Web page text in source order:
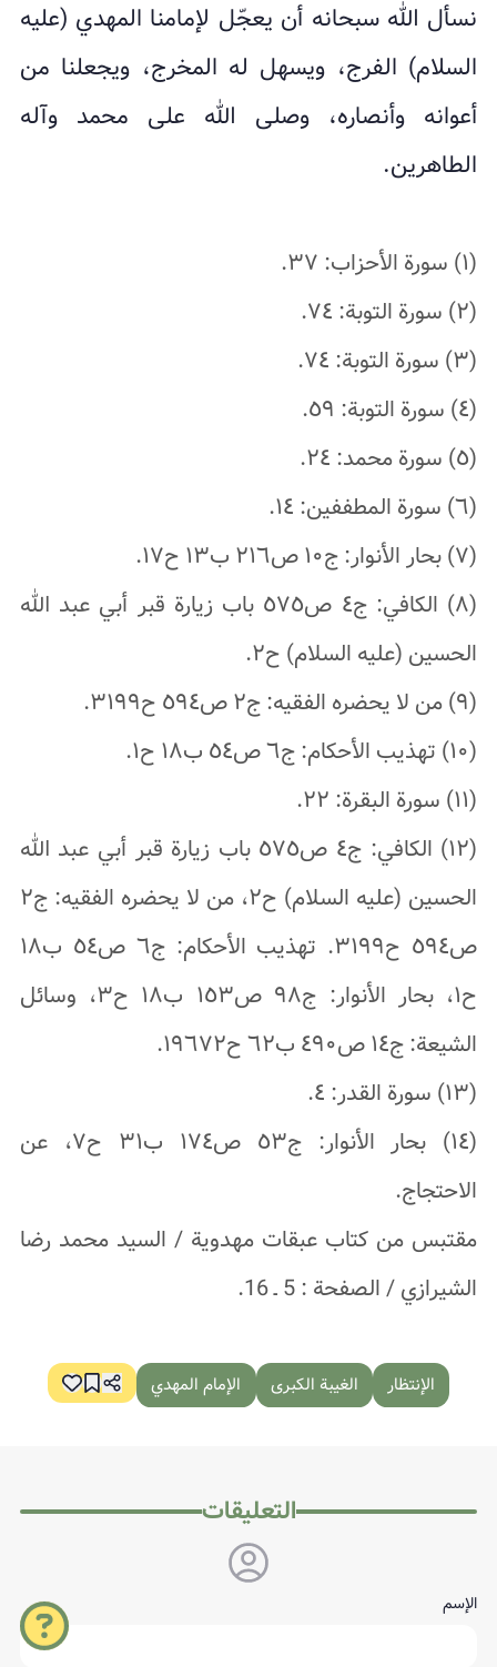
نسأل الله سبحانه أن يعجّل لإمامنا المهدي (عليه
السلام) الفرج، ويسهل له المخرج، ويجعلنا من
أعوانه وأنصاره، وصلى الله على محمد وآله
الطاهرين.
(١) سورة الأحزاب: ٣٧.
(٢) سورة التوبة: ٧٤.
(٣) سورة التوبة: ٧٤.
(٤) سورة التوبة: ٥٩.
(٥) سورة محمد: ٢٤.
(٦) سورة المطففين: ١٤.
(٧) بحار الأنوار: ج١٠ ص٢١٦ ب١٣ ح١٧.
(٨) الكافي: ج٤ ص٥٧٥ باب زيارة قبر أبي عبد الله
الحسين (عليه السلام) ح٢.
(٩) من لا يحضره الفقيه: ج٢ ص٥٩٤ ح٣١٩٩.
(١٠) تهذيب الأحكام: ج٦ ص٥٤ ب١٨ ح١.
(١١) سورة البقرة: ٢٢.
(١٢) الكافي: ج٤ ص٥٧٥ باب زيارة قبر أبي عبد الله
الحسين (عليه السلام) ح٢، من لا يحضره الفقيه: ج٢
ص٥٩٤ ح٣١٩٩. تهذيب الأحكام: ج٦ ص٥٤ ب١٨
ح١، بحار الأنوار: ج٩٨ ص١٥٣ ب١٨ ح٣، وسائل
الشيعة: ج١٤ ص٤٩٠ ب٦٢ ح١٩٦٧٢.
(١٣) سورة القدر: ٤.
(١٤) بحار الأنوار: ج٥٣ ص١٧٤ ب٣١ ح٧، عن
الاحتجاج.
مقتبس من كتاب عبقات مهدوية / السيد محمد رضا
الشيرازي / الصفحة : 5 ـ 16.
الإمام المهدي الغيبة الكبرى الإنتظار
التعليقات
الإسم